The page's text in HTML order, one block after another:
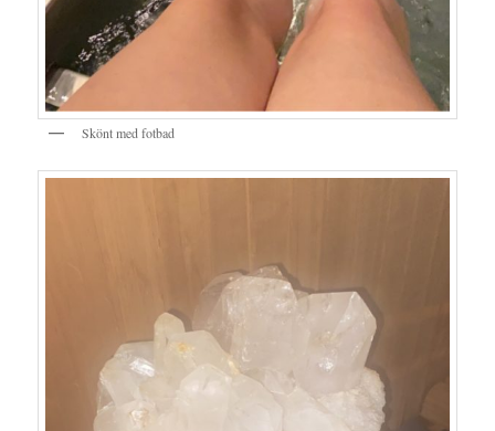
Skönt med fotbad